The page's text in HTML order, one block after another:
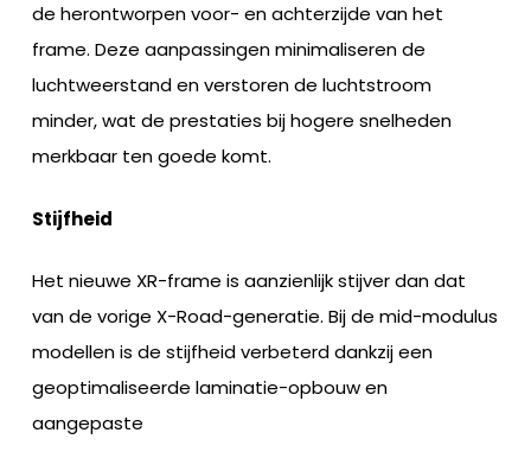
de herontworpen voor- en achterzijde van het
frame. Deze aanpassingen minimaliseren de
luchtweerstand en verstoren de luchtstroom
minder, wat de prestaties bij hogere snelheden
merkbaar ten goede komt.
Stijfheid
Het nieuwe XR-frame is aanzienlijk stijver dan dat
van de vorige X-Road-generatie. Bij de mid-modulus
modellen is de stijfheid verbeterd dankzij een
geoptimaliseerde laminatie-opbouw en
aangepaste